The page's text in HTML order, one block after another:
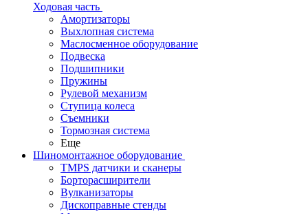
Ходовая часть
Амортизаторы
Выхлопная система
Маслосменное оборудование
Подвеска
Подшипники
Пружины
Рулевой механизм
Ступица колеса
Съемники
Тормозная система
Еще
Шиномонтажное оборудование
TMPS датчики и сканеры
Борторасширители
Вулканизаторы
Дископравные стенды